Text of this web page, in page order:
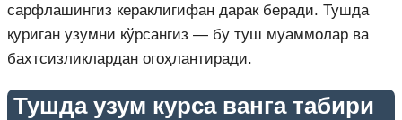
сарфлашингиз кераклигифан дарак беради. Тушда
қуриган узумни кўрсангиз — бу туш муаммолар ва
бахтсизликлардан огоҳлантиради.
Тушда узум курса ванга табири